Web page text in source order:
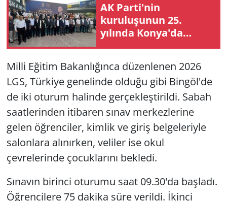
AK Parti'nin
kuruluşunun 25.
yılında Konya'da
hatim programı
Milli Eğitim Bakanlığınca düzenlenen 2026
LGS, Türkiye genelinde olduğu gibi Bingöl'de
de iki oturum halinde gerçekleştirildi. Sabah
saatlerinden itibaren sınav merkezlerine
gelen öğrenciler, kimlik ve giriş belgeleriyle
salonlara alınırken, veliler ise okul
çevrelerinde çocuklarını bekledi.
Sınavın birinci oturumu saat 09.30'da başladı.
Öğrencilere 75 dakika süre verildi. İkinci